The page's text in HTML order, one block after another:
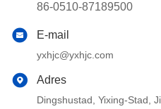
86-0510-87189500
E-mail
yxhjc@yxhjc.com
Adres
Dingshustad, Yixing-Stad,